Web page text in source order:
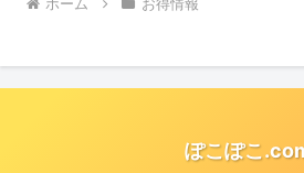
ホーム お得情報
ぽこぽこ